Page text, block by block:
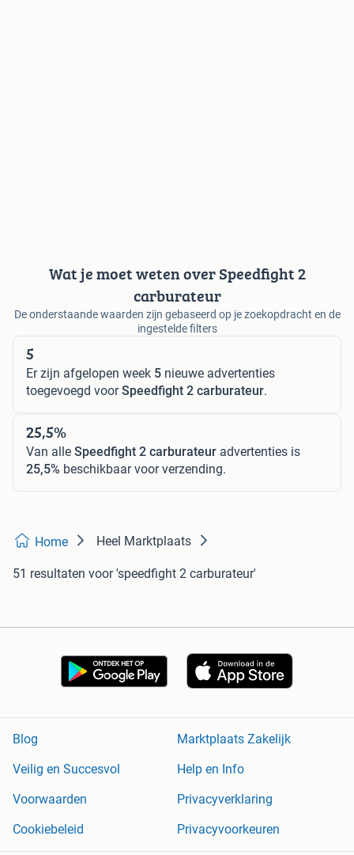
Wat je moet weten over Speedfight 2
carburateur
De onderstaande waarden zijn gebaseerd op je zoekopdracht en de
ingestelde filters
5
Er zijn afgelopen week 5 nieuwe advertenties
toegevoegd voorSpeedfight 2 carburateur.
25,5%
Van alle Speedfight 2 carburateur advertenties is
25,5% beschikbaar voor verzending.
Home Heel Marktplaats
51 resultaten voor 'speedfight 2 carburateur'
Blog
Marktplaats Zakelijk
Veilig en Succesvol
Help en Info
Voorwaarden
Privacyverklaring
Cookiebeleid
Privacyvoorkeuren